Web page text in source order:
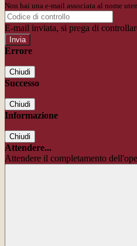
Non hai una e-mail associata al nome
E-mail inviata, si prega di
Errore
Chiudi
Successo
Chiudi
Informazione
Chiudi
Attendere...
Attendere il completamento